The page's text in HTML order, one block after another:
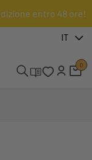
entro 48 ore!
IT
0